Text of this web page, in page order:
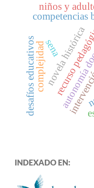
competencias
recurso
novela histórica
complejidad
desafíos educativos sena
niños y
INDEXADO EN: